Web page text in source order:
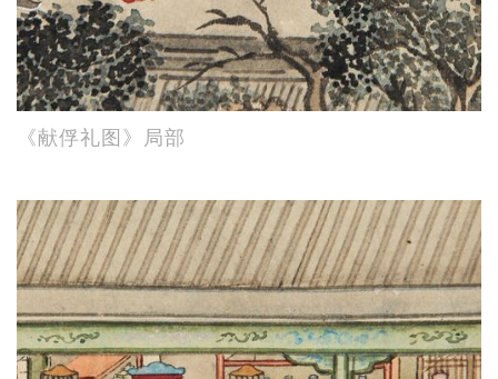
《献俘礼图》局部